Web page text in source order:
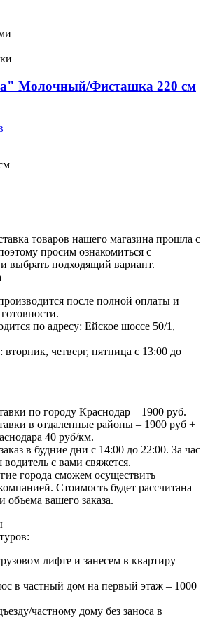
Молочный/Фисташка 220 см
товаров нашего магазина прошла с
просим ознакомиться с
выбрать подходящий вариант.
после полной оплаты и
по адресу: Ейское шоссе 50/1,
четверг, пятница с 13:00 до
по городу Краснодар – 1900 руб.
в отдаленные районы – 1900 руб +
40 руб/км.
в будние дни с 14:00 до 22:00. За час
с вами свяжется.
города сможем осуществить
Стоимость будет рассчитана
объема вашего заказа.
лифте и занесем в квартиру –
в частный дом на первый этаж – 1000
частному дому без заноса в